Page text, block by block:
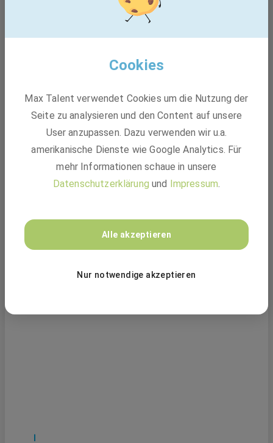
Bauleiter Sanitär-, Heizungs- und
Klimatechnik (m/w/d)
GEBRÜDER PETERS Gebäudetechnik SE
Cookies
Max Talent verwendet Cookies um die Nutzung der
Seite zu analysieren und den Content auf unsere
User anzupassen. Dazu verwenden wir u.a.
amerikanische Dienste wie Google Analytics. Für
mehr Informationen schaue in unsere
Datenschutzerklärung und Impressum.
Alle akzeptieren
Nur notwendige akzeptieren